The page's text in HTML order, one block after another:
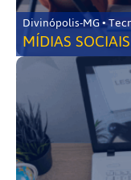
MÍDIAS